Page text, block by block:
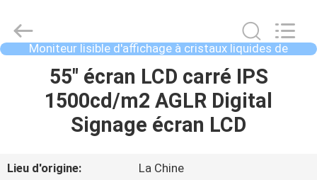
MAISON
PRODUITS
VIDÉOS
Display
Equipment
Co.,
Moniteur lisible d'affichage à cristaux liquides de
lumière du soleil
55" écran LCD carré IPS
1500cd/m2 AGLR Digital
Signage écran LCD
Lieu d'origine:
La Chine